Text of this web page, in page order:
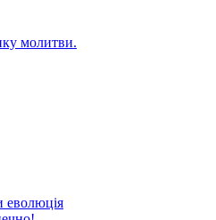
молитви.
еволюція